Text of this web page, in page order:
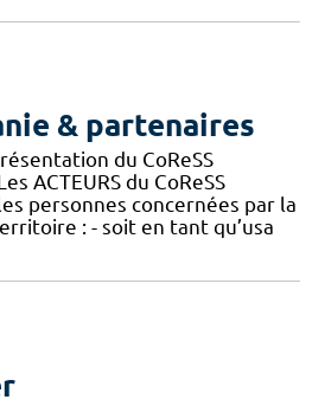
& partenaires
du CoReSS
ACTEURS du CoReSS
personnes concernées par la
: - soit en tant qu’usa